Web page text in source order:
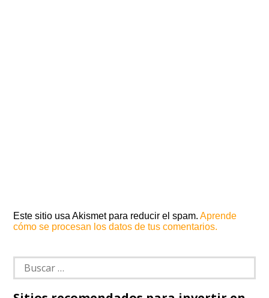
Este sitio usa Akismet para reducir el spam.Aprende
cómo se procesan los datos de tus comentarios.
Buscar: